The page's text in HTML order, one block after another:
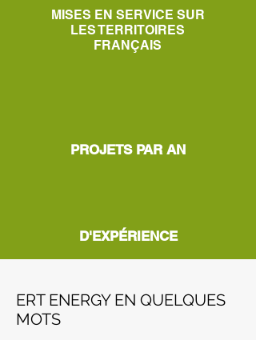
MISES EN SERVICE SUR
LES TERRITOIRES
FRANÇAIS
PROJETS PAR AN
D'EXPÉRIENCE
ERT ENERGY EN QUELQUES
MOTS